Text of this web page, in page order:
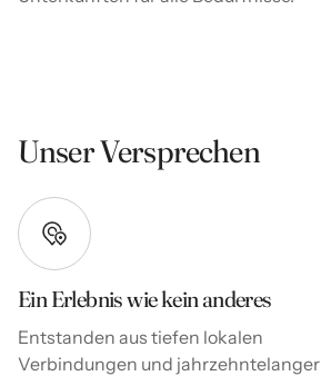
Unser Versprechen
Ein Erlebnis wie kein anderes
Entstanden aus tiefen lokalen
Verbindungen und jahrzehntelanger